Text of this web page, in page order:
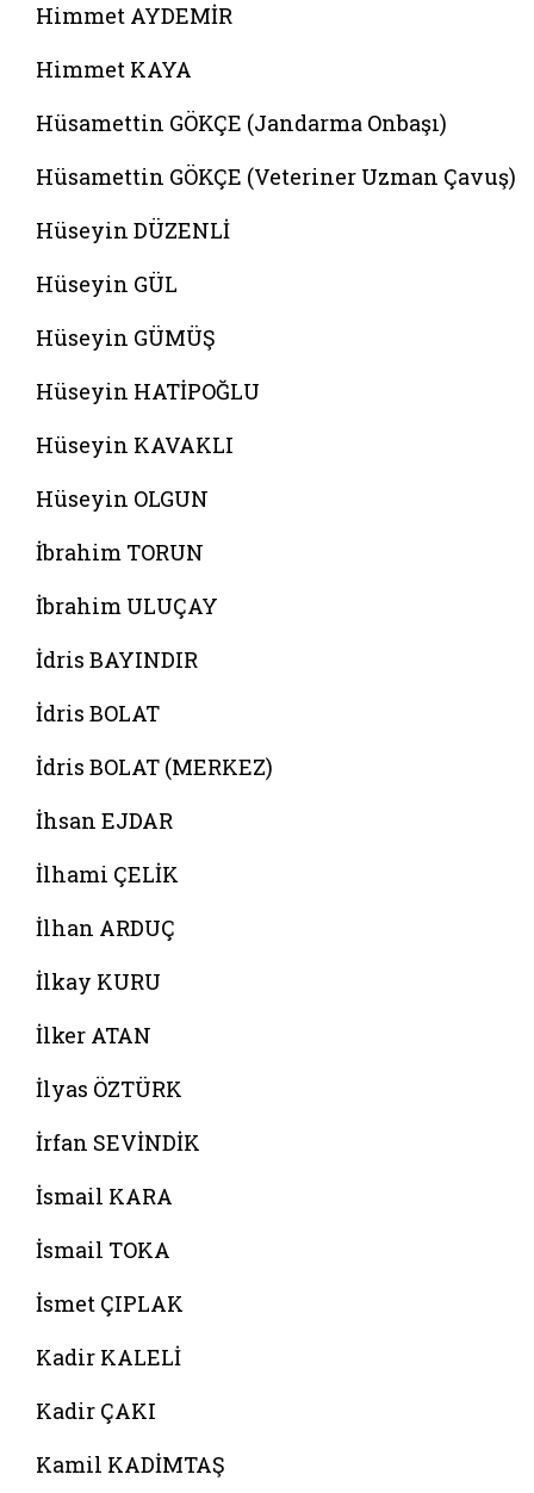
Himmet AYDEMİR
Himmet KAYA
Hüsamettin GÖKÇE (Jandarma Onbaşı)
Hüsamettin GÖKÇE (Veteriner Uzman Çavuş)
Hüseyin DÜZENLİ
Hüseyin GÜL
Hüseyin GÜMÜŞ
Hüseyin HATİPOĞLU
Hüseyin KAVAKLI
Hüseyin OLGUN
İbrahim TORUN
İbrahim ULUÇAY
İdris BAYINDIR
İdris BOLAT
İdris BOLAT (MERKEZ)
İhsan EJDAR
İlhami ÇELİK
İlhan ARDUÇ
İlkay KURU
İlker ATAN
İlyas ÖZTÜRK
İrfan SEVİNDİK
İsmail KARA
İsmail TOKA
İsmet ÇIPLAK
Kadir KALELİ
Kadir ÇAKI
Kamil KADİMTAŞ